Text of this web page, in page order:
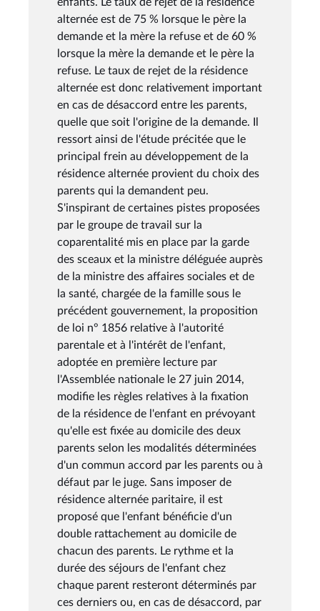
alternée est de 75 % lorsque le père la
demande et la mère la refuse et de 60 %
lorsque la mère la demande et le père la
refuse. Le taux de rejet de la résidence
alternée est donc relativement important
en cas de désaccord entre les parents,
quelle que soit l'origine de la demande. Il
ressort ainsi de l'étude précitée que le
principal frein au développement de la
résidence alternée provient du choix des
parents qui la demandent peu.
S'inspirant de certaines pistes proposées
par le groupe de travail sur la
coparentalité mis en place par la garde
des sceaux et la ministre déléguée auprès
de la ministre des affaires sociales et de
la santé, chargée de la famille sous le
précédent gouvernement, la proposition
de loi n° 1856 relative à l'autorité
parentale et à l'intérêt de l'enfant,
adoptée en première lecture par
l'Assemblée nationale le 27 juin 2014,
modifie les règles relatives à la fixation
de la résidence de l'enfant en prévoyant
qu'elle est fixée au domicile des deux
parents selon les modalités déterminées
d'un commun accord par les parents ou à
défaut par le juge. Sans imposer de
résidence alternée paritaire, il est
proposé que l'enfant bénéficie d'un
double rattachement au domicile de
chacun des parents. Le rythme et la
durée des séjours de l'enfant chez
chaque parent resteront déterminés par
ces derniers ou, en cas de désaccord, par